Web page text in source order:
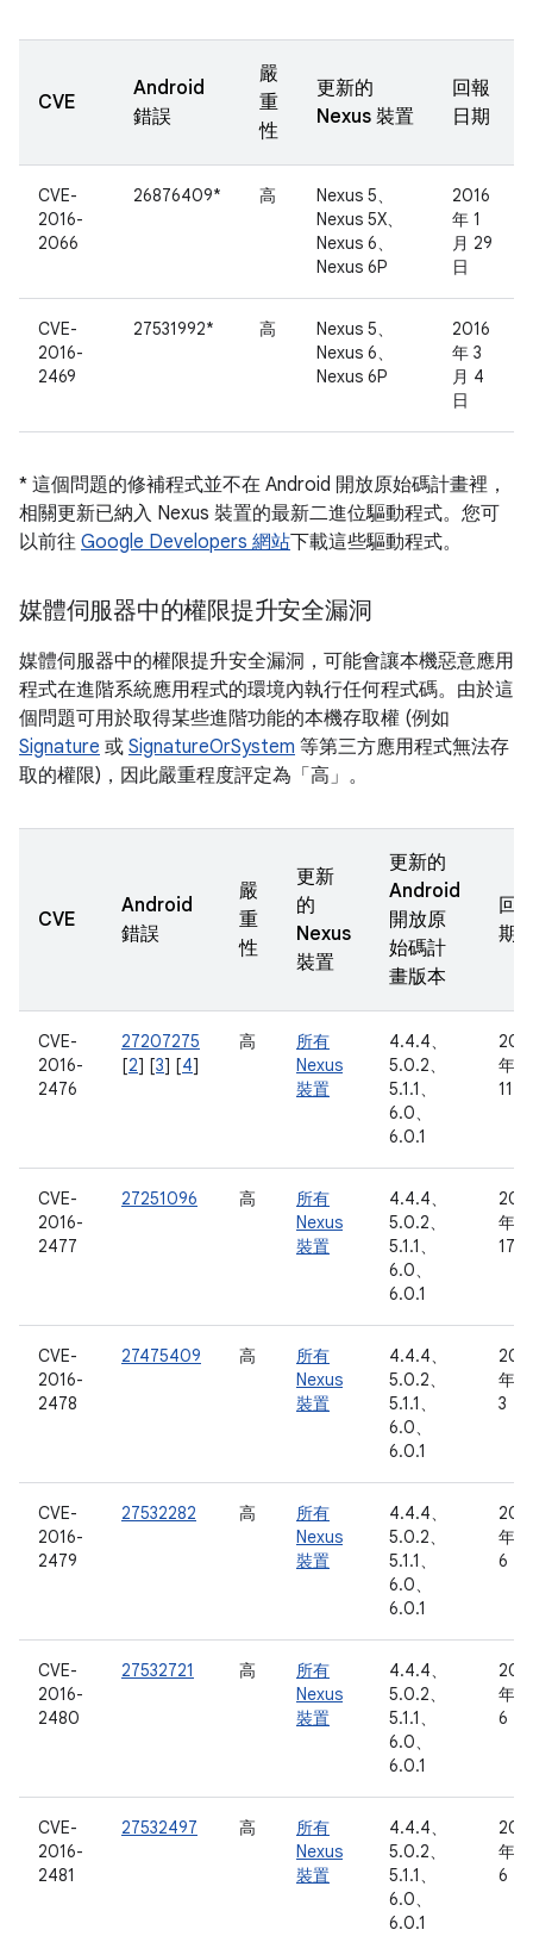
CVE
Android
錯誤
嚴
重
性
更新的
Nexus 裝置
回報
日期
CVE-
2016-
2066
26876409* 高
Nexus 5、
Nexus 5X、
Nexus 6、
Nexus 6P
2016
年 1
月 29
日
CVE-
2016-
2469
27531992* 高
Nexus 5、
Nexus 6、
Nexus 6P
2016
年 3
月 4
日
* 這個問題的修補程式並不在 Android 開放原始碼計畫裡，
相關更新已納入 Nexus 裝置的最新二進位驅動程式。您可
以前往 Google Developers 網站下載這些驅動程式。
媒體伺服器中的權限提升安全漏洞
媒體伺服器中的權限提升安全漏洞，可能會讓本機惡意應用
程式在進階系統應用程式的環境內執行任何程式碼。由於這
個問題可用於取得某些進階功能的本機存取權 (例如
Signature 或 SignatureOrSystem 等第三方應用程式無法存
取的權限)，因此嚴重程度評定為「高」。
CVE
Android
錯誤
嚴
重
性
更新
的
Nexus
裝置
更新的
Android
開放原
始碼計
畫版本
回
期
CVE-
2016-
2476
27207275
[2] [3] [4]
高
所有
Nexus
裝置
4.4.4、
5.0.2、
5.1.1、
6.0、
6.0.1
年 2
11 日
CVE-
2016-
2477
27251096 高
所有
Nexus
裝置
4.4.4、
5.0.2、
5.1.1、
6.0、
6.0.1
年 2
17
CVE-
2016-
2478
27475409 高
所有
Nexus
裝置
4.4.4、
5.0.2、
5.1.1、
6.0、
6.0.1
年 3
3 日
CVE-
2016-
2479
27532282 高
所有
Nexus
裝置
4.4.4、
5.0.2、
5.1.1、
6.0、
6.0.1
年 3
6 日
CVE-
2016-
2480
27532721 高
所有
Nexus
裝置
4.4.4、
5.0.2、
5.1.1、
6.0、
6.0.1
年 3
6 日
CVE-
2016-
2481
27532497 高
所有
Nexus
裝置
4.4.4、
5.0.2、
5.1.1、
6.0、
6.0.1
年 3
6 日